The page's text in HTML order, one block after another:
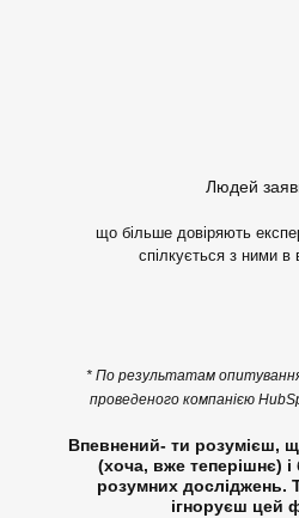
Людей
що більше довіряють
спілкується з ними в
* По результатам опитування
проведеного компанією
Впевнений- ти розумієш,
(хоча, вже теперішнє) і
розумних досліджень.
ігноруєш цей